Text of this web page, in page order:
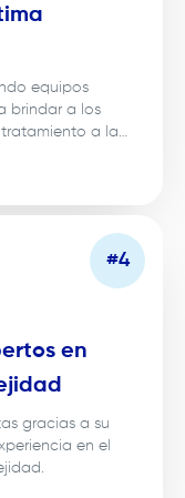
equipos
brindar a los
a la
en
gracias a su
en el